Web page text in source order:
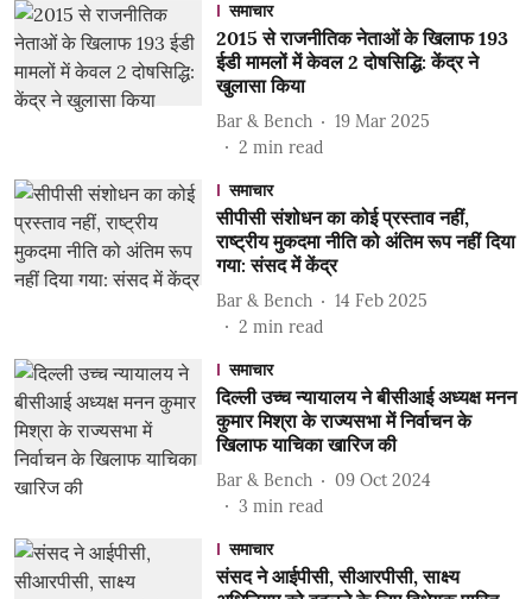
समाचार
2015 से राजनीतिक नेताओं के खिलाफ 193
ईडी मामलों में केवल 2 दोषसिद्धि: केंद्र ने
खुलासा किया
Bar & Bench
19 Mar 2025
2 min read
समाचार
सीपीसी संशोधन का कोई प्रस्ताव नहीं,
राष्ट्रीय मुकदमा नीति को अंतिम रूप नहीं दिया
गया: संसद में केंद्र
Bar & Bench
14 Feb 2025
2 min read
समाचार
दिल्ली उच्च न्यायालय ने बीसीआई अध्यक्ष मनन
कुमार मिश्रा के राज्यसभा में निर्वाचन के
खिलाफ याचिका खारिज की
Bar & Bench
09 Oct 2024
3 min read
समाचार
संसद ने आईपीसी, सीआरपीसी, साक्ष्य